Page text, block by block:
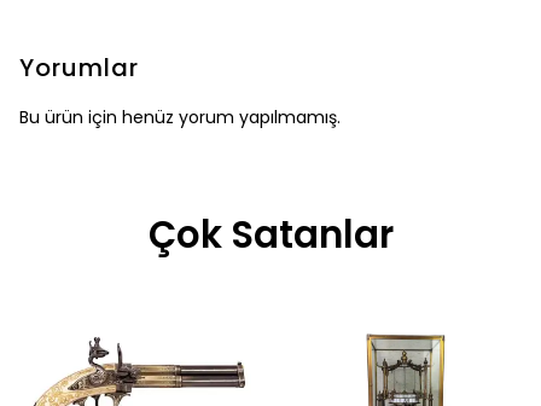
Yorumlar
Bu ürün için henüz yorum yapılmamış.
Çok Satanlar